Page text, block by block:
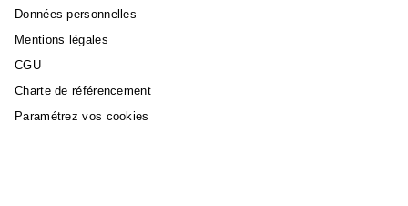
Données personnelles
Mentions légales
CGU
Charte de référencement
Paramétrez vos cookies